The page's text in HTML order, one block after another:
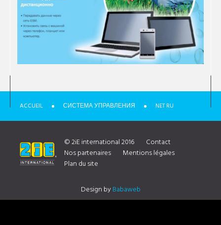
ACCUEIL СИСТЕМА УПРАВЛЕНИЯ NET RU
© 2iE international 2016
Contact
Nos partenaires
Mentions légales
Plan du site
Design byBabaweb